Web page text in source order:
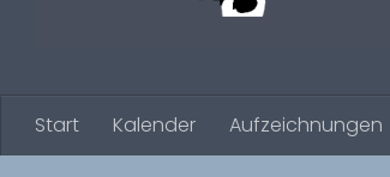
Start Kalender Aufzeichnungen